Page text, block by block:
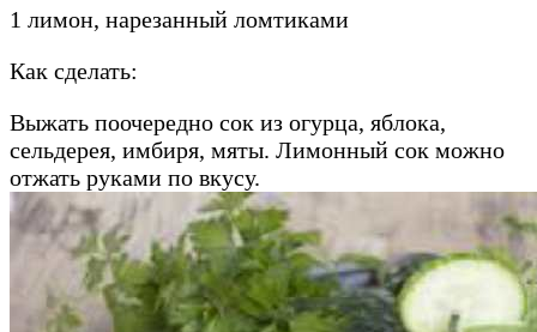
1 лимон, нарезанный ломтиками
Как сделать:
Выжать поочередно сок из огурца, яблока,
сельдерея, имбиря, мяты. Лимонный сок можно
отжать руками по вкусу.